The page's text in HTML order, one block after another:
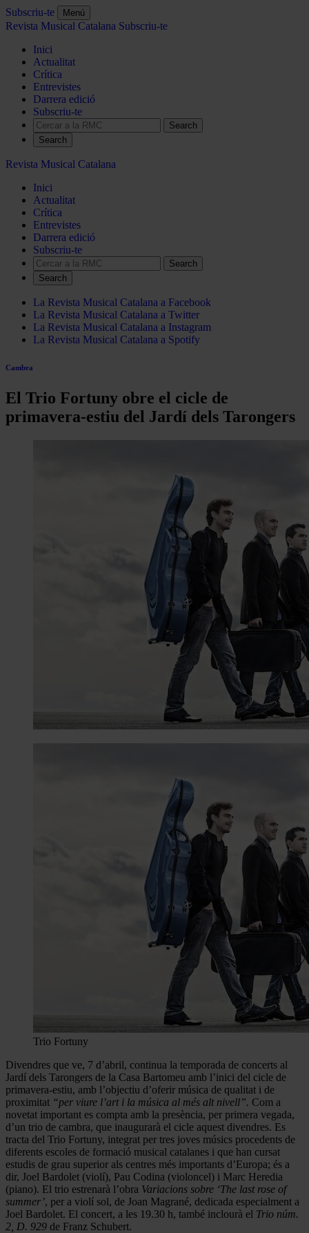
Subscriu-te Menú
Revista Musical Catalana Subscriu-te
Inici
Actualitat
Crítica
Entrevistes
Darrera edició
Subscriu-te
Search
Revista Musical Catalana
Inici
Actualitat
Crítica
Entrevistes
Darrera edició
Subscriu-te
Search
La Revista Musical Catalana a Facebook
La Revista Musical Catalana a Twitter
La Revista Musical Catalana a Instagram
La Revista Musical Catalana a Spotify
Cambra
El Trio Fortuny obre el cicle de
primavera-estiu del Jardí dels Tarongers
Trio Fortuny
Divendres que ve, 7 d’abril, continua la temporada de concerts al
Jardí dels Tarongers de la Casa Bartomeu amb l’inici del cicle de
primavera-estiu, amb l’objectiu d’oferir música de qualitat i de
proximitat “per viure l’art i la música al més alt nivell”. Com a
novetat important es compta amb la presència, per primera vegada,
d’un trio de cambra, que inaugurarà el cicle aquest divendres. Es
tracta del Trio Fortuny, integrat per tres joves músics procedents de
diferents escoles de formació musical catalanes i que han cursat
estudis de grau superior als centres més importants d’Europa; és a
dir, Joel Bardolet (violí), Pau Codina (violoncel) i Marc Heredia
(piano). El trio estrenarà l’obra Variacions sobre ‘The last rose of
summer’, per a violí sol, de Joan Magrané, dedicada especialment a
Joel Bardolet. El concert, a les 19.30 h, també inclourà el Trio núm.
2, D. 929 de Franz Schubert.